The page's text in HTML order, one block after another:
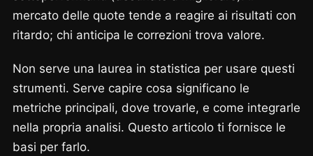
mercato delle quote tende a reagire ai risultati con
ritardo; chi anticipa le correzioni trova valore.
Non serve una laurea in statistica per usare questi
strumenti. Serve capire cosa significano le
metriche principali, dove trovarle, e come integrarle
nella propria analisi. Questo articolo ti fornisce le
basi per farlo.